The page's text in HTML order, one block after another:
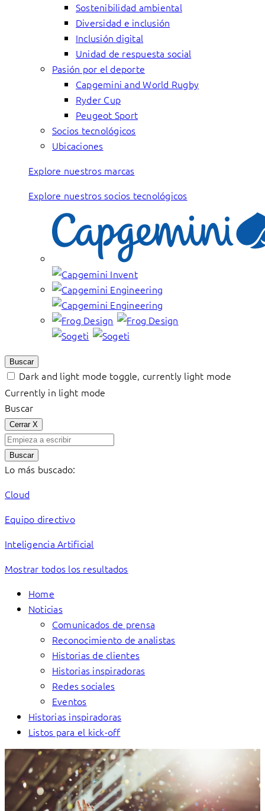
Sostenibilidad ambiental
Diversidad e inclusión
Inclusión digital
Unidad de respuesta social
Pasión por el deporte
Capgemini and World Rugby
Ryder Cup
Peugeot Sport
Socios tecnológicos
Ubicaciones
Explore nuestros marcas
Explore nuestros socios tecnológicos
Buscar
Dark and light mode toggle, currently light mode
Currently in light mode
Buscar
Cerrar X
Buscar
Lo más buscado:
Cloud
Equipo directivo
Inteligencia Artificial
Mostrar todos los resultados
Home
Noticias
Comunicados de prensa
Reconocimiento de analistas
Historias de clientes
Historias inspiradoras
Redes sociales
Eventos
Historias inspiradoras
Listos para el kick-off